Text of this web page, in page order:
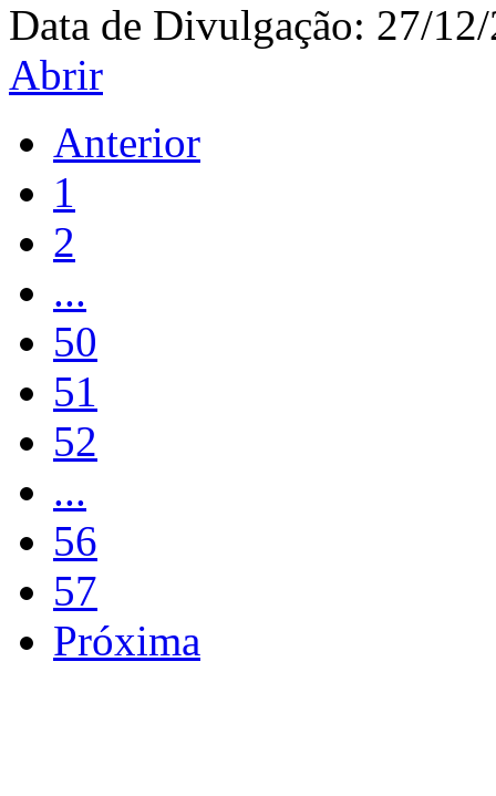
Data de Divulgação: 27/
Abrir
Anterior
1
2
...
50
51
52
...
56
57
Próxima